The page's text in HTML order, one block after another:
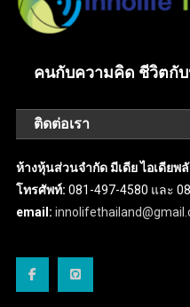
คนกับความคิด ชีวิตกับ
ติดต่อเรา
ห้างหุ้นส่วนจำกัด มีเดีย ไอเดียพ
โทรศัพท์: 081-497-4580 และ
email: